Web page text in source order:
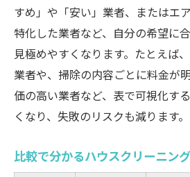
すめ」や「安い」業者、またはエ
特化した業者など、自分の希望に
見極めやすくなります。たとえば
業者や、掃除の内容ごとに料金が
価の高い業者など、表で可視化す
くなり、失敗のリスクも減ります。
比較で分かるハウスクリーニン